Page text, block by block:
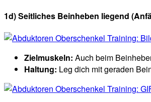
1d) Seitliches Beinheben liegend
Zielmuskeln: Auch beim
Haltung: Leg dich mit geraden